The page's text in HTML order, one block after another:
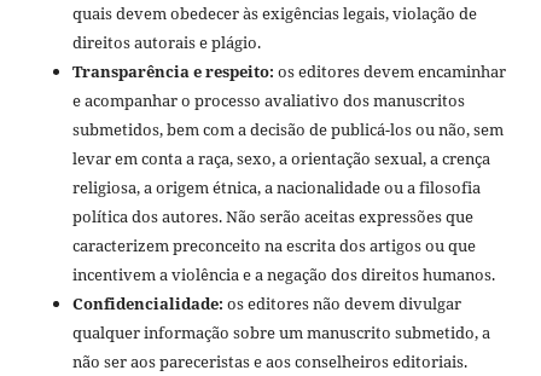
quais devem obedecer às exigências legais, violação de
direitos autorais e plágio.
Transparência e respeito: os editores devem encaminhar
e acompanhar o processo avaliativo dos manuscritos
submetidos, bem com a decisão de publicá-los ou não, sem
levar em conta a raça, sexo, a orientação sexual, a crença
religiosa, a origem étnica, a nacionalidade ou a filosofia
política dos autores. Não serão aceitas expressões que
caracterizem preconceito na escrita dos artigos ou que
incentivem a violência e a negação dos direitos humanos.
Confidencialidade: os editores não devem divulgar
qualquer informação sobre um manuscrito submetido, a
não ser aos pareceristas e aos conselheiros editoriais.